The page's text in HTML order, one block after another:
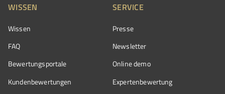
WISSEN
Wissen
FAQ
Bewertungsportale
Kundenbewertungen
SERVICE
Presse
Newsletter
Online demo
Expertenbewertung